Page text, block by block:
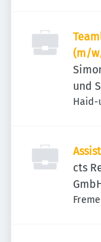
(m/
und
Haid-
cts